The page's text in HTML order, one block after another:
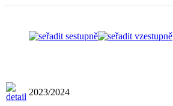
2023/2024